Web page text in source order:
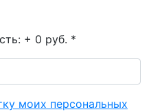
+ 0 руб. *
моих персональных